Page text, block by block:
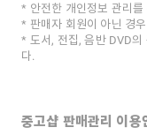
안전한 개인정보 관리
판매자 회원이 아닌 경
도서, 전집, 음반 DVD의
다.
중고샵 판매관리 이용